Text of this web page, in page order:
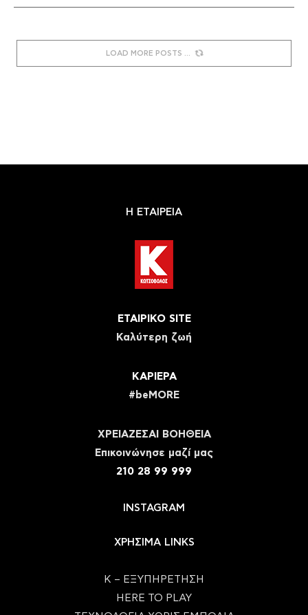
LOAD MORE POSTS
Η ΕΤΑΙΡΕΙΑ
ΕΤΑΙΡΙΚΟ SITE
Καλύτερη ζωή
ΚΑΡΙΕΡΑ
#beMORE
ΧΡΕΙΑΖΕΣΑΙ ΒΟΗΘΕΙΑ
Eπικοινώνησε μαζί μας
210 28 99 999
INSTAGRAM
ΧΡΗΣΙΜΑ LINKS
Κ – ΕΞΥΠΗΡΕΤΗΣΗ
HERE TO PLAY